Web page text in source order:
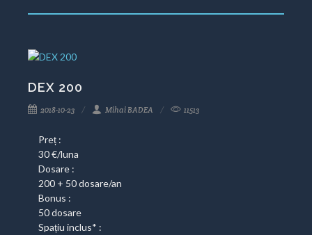
DEX 200
2018-10-23 Mihai BADEA 11513
Preț :
30 €/luna
Dosare :
200 + 50 dosare/an
Bonus :
50 dosare
Spațiu inclus* :